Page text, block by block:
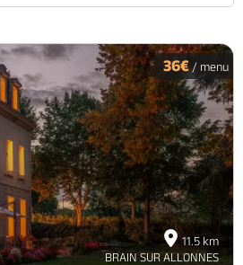
11.5 km
BRAIN SUR ALLONNES
36€ / menu